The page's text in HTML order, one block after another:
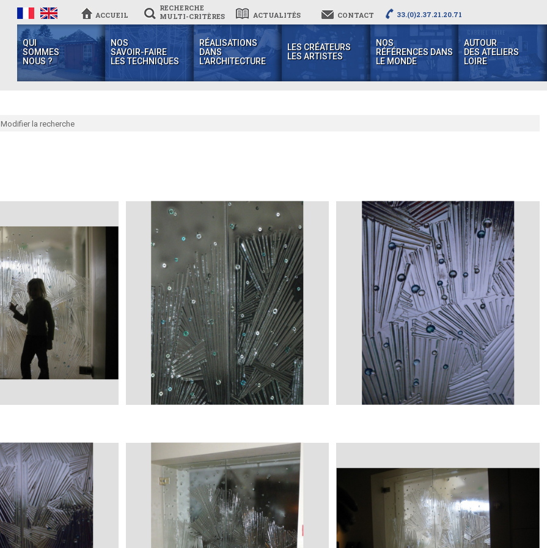
ACCUEIL
RECHERCHE
MULTI-CRITÈRES
ACTUALITÉS CONTACT 33.(0)2.37.21.20.71
QUI
SOMMES
NOUS ?
NOS
SAVOIR-FAIRE
LES TECHNIQUES
RÉALISATIONS
DANS
L'ARCHITECTURE
LES CRÉATEURS
LES ARTISTES
NOS
RÉFÉRENCES DANS
LE MONDE
AUTOUR
DES ATELIERS
LOIRE
Modifier la recherche